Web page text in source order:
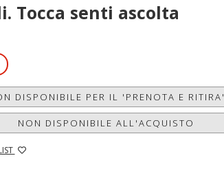
Tocca senti ascolta
DISPONIBILE PER IL 'PRENOTA E RITIRA'
NON DISPONIBILE ALL'ACQUISTO